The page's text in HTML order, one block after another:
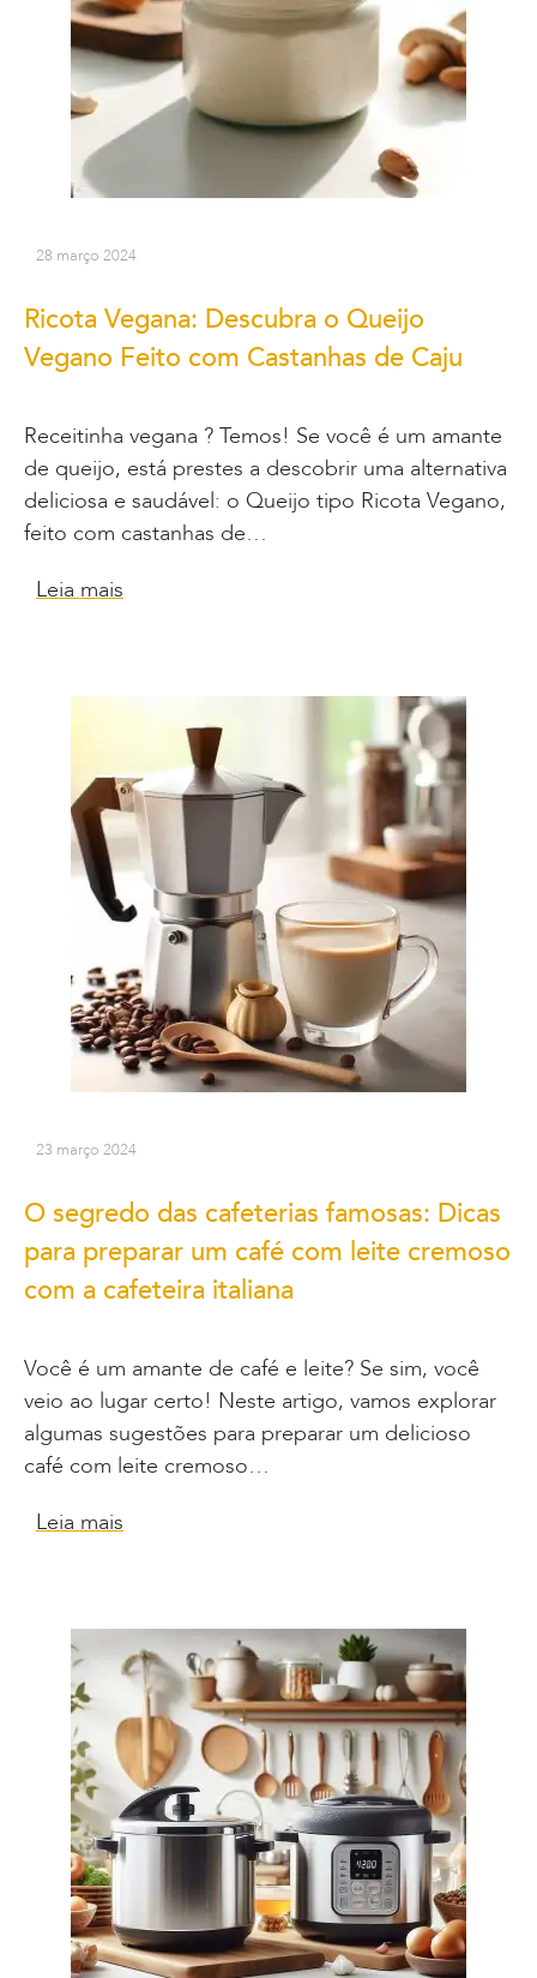
28 março 2024
Ricota Vegana: Descubra o Queijo
Vegano Feito com Castanhas de Caju
Receitinha vegana ? Temos! Se você é um amante
de queijo, está prestes a descobrir uma alternativa
deliciosa e saudável: o Queijo tipo Ricota Vegano,
feito com castanhas de…
Leia mais
23 março 2024
O segredo das cafeterias famosas: Dicas
para preparar um café com leite cremoso
com a cafeteira italiana
Você é um amante de café e leite? Se sim, você
veio ao lugar certo! Neste artigo, vamos explorar
algumas sugestões para preparar um delicioso
café com leite cremoso…
Leia mais